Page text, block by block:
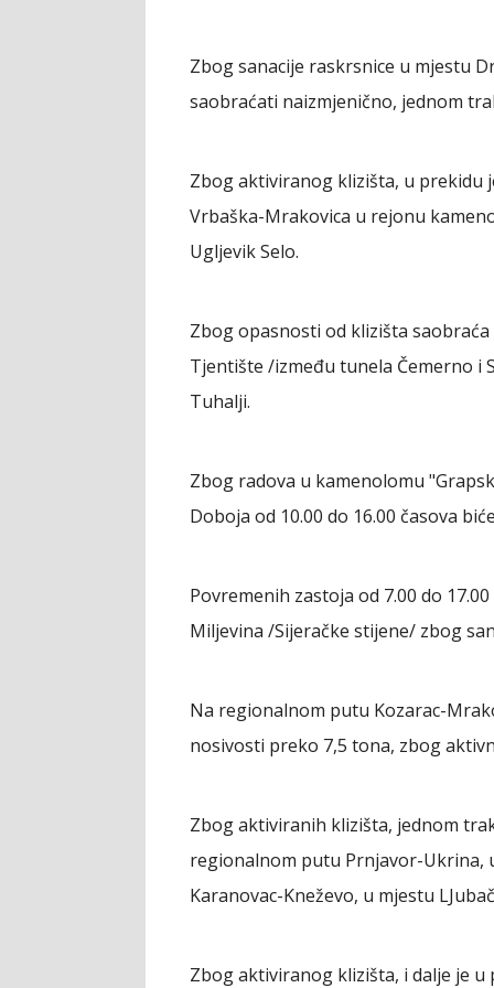
Zbog sanacije raskrsnice u mjestu
saobraćati naizmjenično, jednom
Zbog aktiviranog klizišta, u prekidu
Vrbaška-Mrakovica u rejonu
Ugljevik Selo.
Zbog opasnosti od klizišta
Tjentište /između tunela Čemerno i
Tuhalji.
Zbog radova u kamenolomu
Doboja od 10.00 do 16.00 časova
Povremenih zastoja od 7.00 do
Miljevina /Sijeračke stijene/ zbog
Na regionalnom putu Kozarac-
nosivosti preko 7,5 tona, zbog
Zbog aktiviranih klizišta, jednom
regionalnom putu Prnjavor-Ukrina,
Karanovac-Kneževo, u mjestu
Zbog aktiviranog klizišta, i dalje je